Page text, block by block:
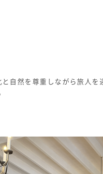
自然を尊重しながら旅人を